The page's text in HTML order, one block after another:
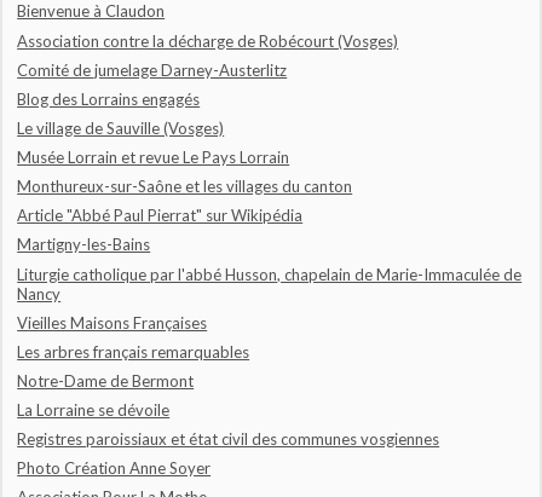
Bienvenue à Claudon
Association contre la décharge de Robécourt (Vosges)
Comité de jumelage Darney-Austerlitz
Blog des Lorrains engagés
Le village de Sauville (Vosges)
Musée Lorrain et revue Le Pays Lorrain
Monthureux-sur-Saône et les villages du canton
Article "Abbé Paul Pierrat" sur Wikipédia
Martigny-les-Bains
Liturgie catholique par l'abbé Husson, chapelain de Marie-Immaculée de
Nancy
Vieilles Maisons Françaises
Les arbres français remarquables
Notre-Dame de Bermont
La Lorraine se dévoile
Registres paroissiaux et état civil des communes vosgiennes
Photo Création Anne Soyer